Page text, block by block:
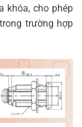
khóa, cho phép
trường hợp